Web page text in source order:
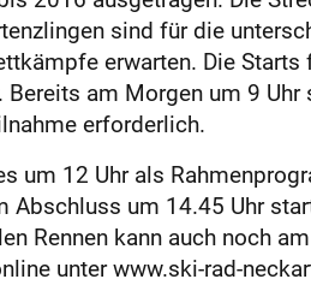
sind für die
erwarten. Die Starts
am Morgen um 9 Uhr
erforderlich.
um 12 Uhr als
um 14.45 Uhr
Rennen kann auch noch
unter www.ski-rad-